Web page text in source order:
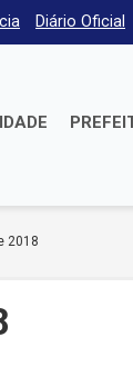
Diário Oficial
2018